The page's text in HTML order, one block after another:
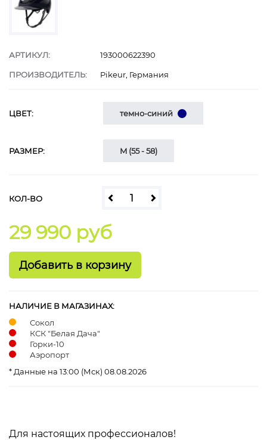
АРТИКУЛ: 193000622390
ПРОИЗВОДИТЕЛЬ: Pikeur, Германия
ЦВЕТ: темно-синий
РАЗМЕР: M (55 - 58)
КОЛ-ВО
29 990 руб
НАЛИЧИЕ В МАГАЗИНАХ:
Сокол
КСК "Белая Дача"
Горки-10
Аэропорт
* Данные на 13:00 (Мск) 08.08.2026
Для настоящих профессионалов!